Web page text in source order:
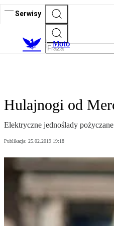
Serwisy
Moto
Hulajnogi od
Elektryczne jednoślady
Publikacja: 25.02.2019 19:18